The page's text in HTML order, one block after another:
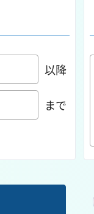
以降
まで